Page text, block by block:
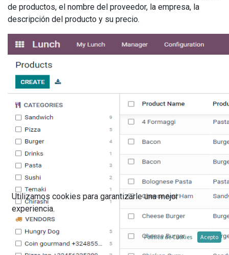
de productos, el nombre del proveedor, la empresa, la
descripción del producto y su precio.
Utilizamos cookies para garantizarle una mejor
experiencia.
Política de Cookies Acepto